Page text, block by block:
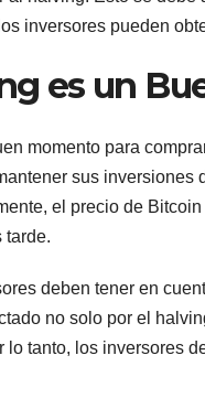
inversores pueden
es un
momento para
sus inversiones
el precio de
tarde.
deben tener en
no solo por el
lo tanto, los inversores